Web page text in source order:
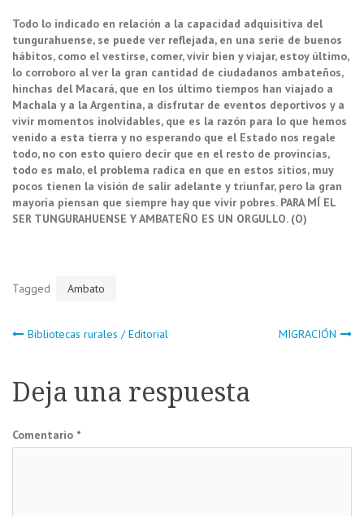
Todo lo indicado en relación a la capacidad adquisitiva del
tungurahuense, se puede ver reflejada, en una serie de buenos
hábitos, como el vestirse, comer, vivir bien y viajar, estoy último,
lo corroboro al ver la gran cantidad de ciudadanos ambateños,
hinchas del Macará, que en los último tiempos han viajado a
Machala y a la Argentina, a disfrutar de eventos deportivos y a
vivir momentos inolvidables, que es la razón para lo que hemos
venido a esta tierra y no esperando que el Estado nos regale
todo, no con esto quiero decir que en el resto de provincias,
todo es malo, el problema radica en que en estos sitios, muy
pocos tienen la visión de salir adelante y triunfar, pero la gran
mayoría piensan que siempre hay que vivir pobres. PARA MÍ EL
SER TUNGURAHUENSE Y AMBATEÑO ES UN ORGULLO. (O)
Tagged Ambato
Navegación
de
entradas
Bibliotecas rurales / Editorial MIGRACIÓN
Deja una respuesta
Comentario *